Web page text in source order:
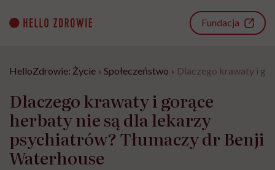
content
Fundacja
HelloZdrowie: Życie › Społeczeństwo › Dlaczego krawaty i
Dlaczego krawaty i gorące
herbaty nie są dla lekarzy
psychiatrów? Tłumaczy dr Benji
Waterhouse